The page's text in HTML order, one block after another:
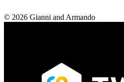
© 2026 Gianni and Armando